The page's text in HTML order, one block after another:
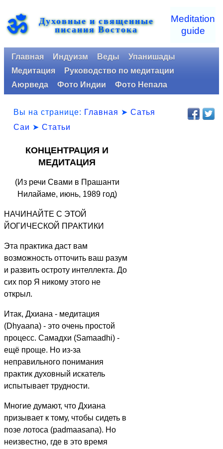
ॐ Духовные и священные
писания Востока
Meditation
guide
Главная Индуизм Веды
Упанишады
Медитация
Руководство по медитации
Аюрведа
Фото Индии Фото Непала
Вы на странице: Главная ➤ Сатья
Саи ➤ Статьи
КОНЦЕНТРАЦИЯ И
МЕДИТАЦИЯ
(Из речи Свами в Прашанти
Нилайаме, июнь, 1989 год)
НАЧИНАЙТЕ С ЭТОЙ
ЙОГИЧЕСКОЙ ПРАКТИКИ
Эта практика даст вам
возможность отточить ваш разум
и развить остроту интеллекта. До
сих пор Я никому этого не
открыл.
Итак, Дхиана - медитация
(Dhyaana) - это очень простой
процесс. Самадхи (Samaadhi) -
ещё проще. Но из-за
неправильного понимания
практик духовный искатель
испытывает трудности.
Многие думают, что Дхиана
призывает к тому, чтобы сидеть в
позе лотоса (padmaasana). Но
неизвестно, где в это время